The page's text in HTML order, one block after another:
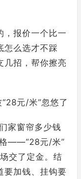
，报价一个比一
怎么选才不踩
几招，帮你擦亮
元/米”忽悠了
家窗帘多少钱
格——“28元/米”
交了定金。结
要加钱、挂钩要